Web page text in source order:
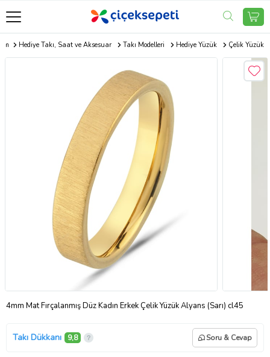
Hediye Takı, Saat ve Aksesuar Takı Modelleri Hediye Yüzük Çelik Yüzük
4mm Mat Fırçalanmış Düz Kadın Erkek Çelik Yüzük Alyans (Sarı) cl45
Takı Dükkanı 9,8 Soru & Cevap